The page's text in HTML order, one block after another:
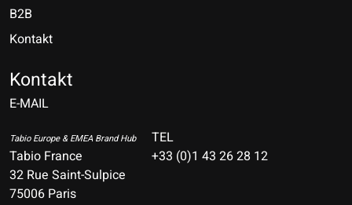
B2B
Kontakt
Kontakt
E-MAIL
Tabio Europe & EMEA Brand Hub
Tabio France
32 Rue Saint-Sulpice
75006 Paris
TEL
+33 (0)1 43 26 28 12
Español